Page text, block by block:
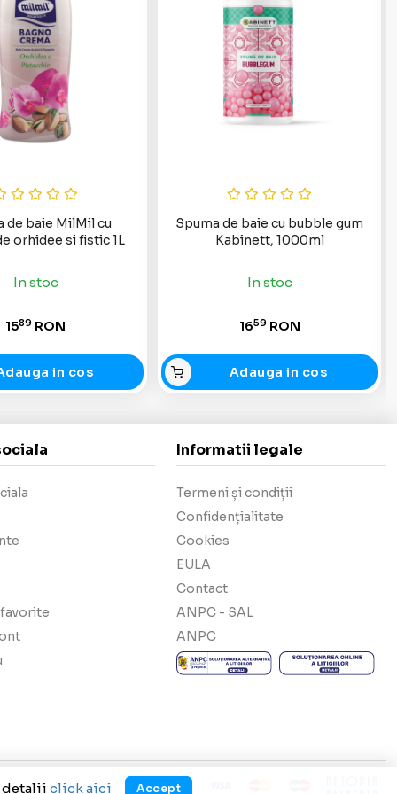
detalii click aici Accept
de baie MilMil cu
orhidee si fistic 1L
In stoc
1589 RON
in cos
Spuma de baie cu bubble gum
Kabinett, 1000ml
In stoc
1659RON
Adauga in cos
Informatii legale
Termeni și condiții
Confidențialitate
Cookies
EULA
Contact
ANPC - SAL
ANPC